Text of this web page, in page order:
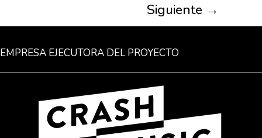
Siguiente →
EMPRESA EJECUTORA DEL PROYECTO